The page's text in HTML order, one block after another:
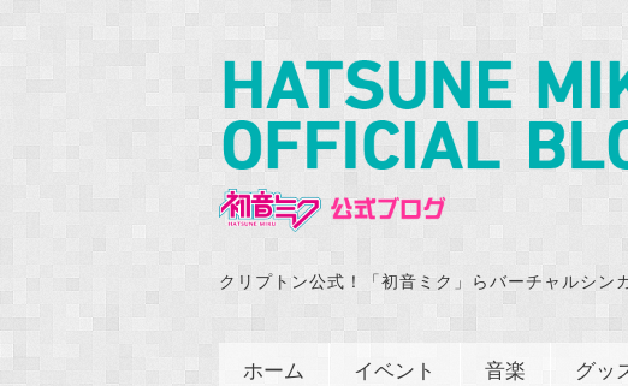
クリプトン公式！「初音ミク」らバーチャルシン
ホーム イベント 音楽 グッ